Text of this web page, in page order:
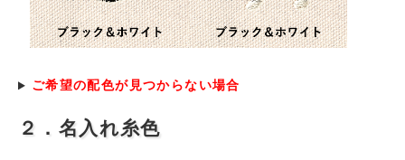
ご希望の配色が見つからない場合
２．名入れ糸色